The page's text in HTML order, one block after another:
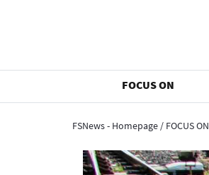
FOCUS ON
FSNews - Homepage / FOCUS ON